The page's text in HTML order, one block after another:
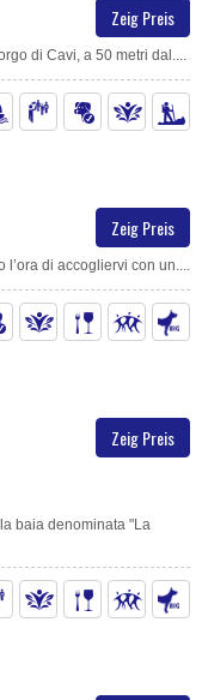
Zeig Preis
di Cavi, a 50 metri dal....
Zeig Preis
di accogliervi con un....
Zeig Preis
baia denominata "La